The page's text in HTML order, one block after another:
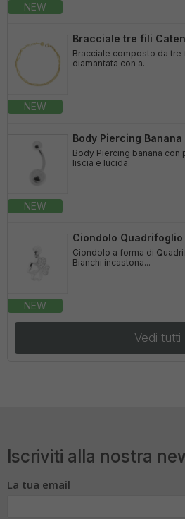
NEW
NEW
Bracciale tre fili
Bracciale composto da
diamantata con a...
NEW
Body Piercing Banana
Body Piercing banana con
liscia e lucida.
NEW
Ciondolo Quadrifoglio
Ciondolo a forma di
Bianchi incastona...
Vedi tutti
Iscriviti alla nostra
La tua email